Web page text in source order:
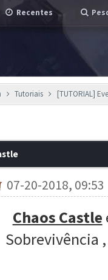
Recentes
Tutoriais [TUTORIAL]
07-20-2018, 09:53
Chaos Castle
Sobrevivência